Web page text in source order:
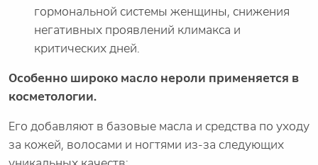
гормональной системы женщины, снижения
негативных проявлений климакса и
критических дней.
Особенно широко масло нероли применяется в
косметологии.
Его добавляют в базовые масла и средства по уходу
за кожей, волосами и ногтями из-за следующих